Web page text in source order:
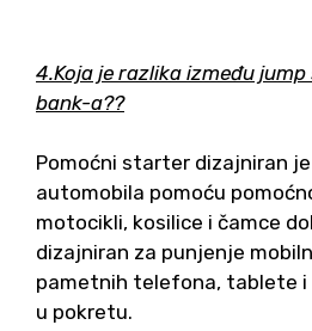
4.Koja je razlika između
bank-a??
Pomoćni starter dizajniran
automobila pomoću
motocikli, kosilice i čamce
dizajniran za punjenje
pametnih telefona, tablete i
u pokretu.